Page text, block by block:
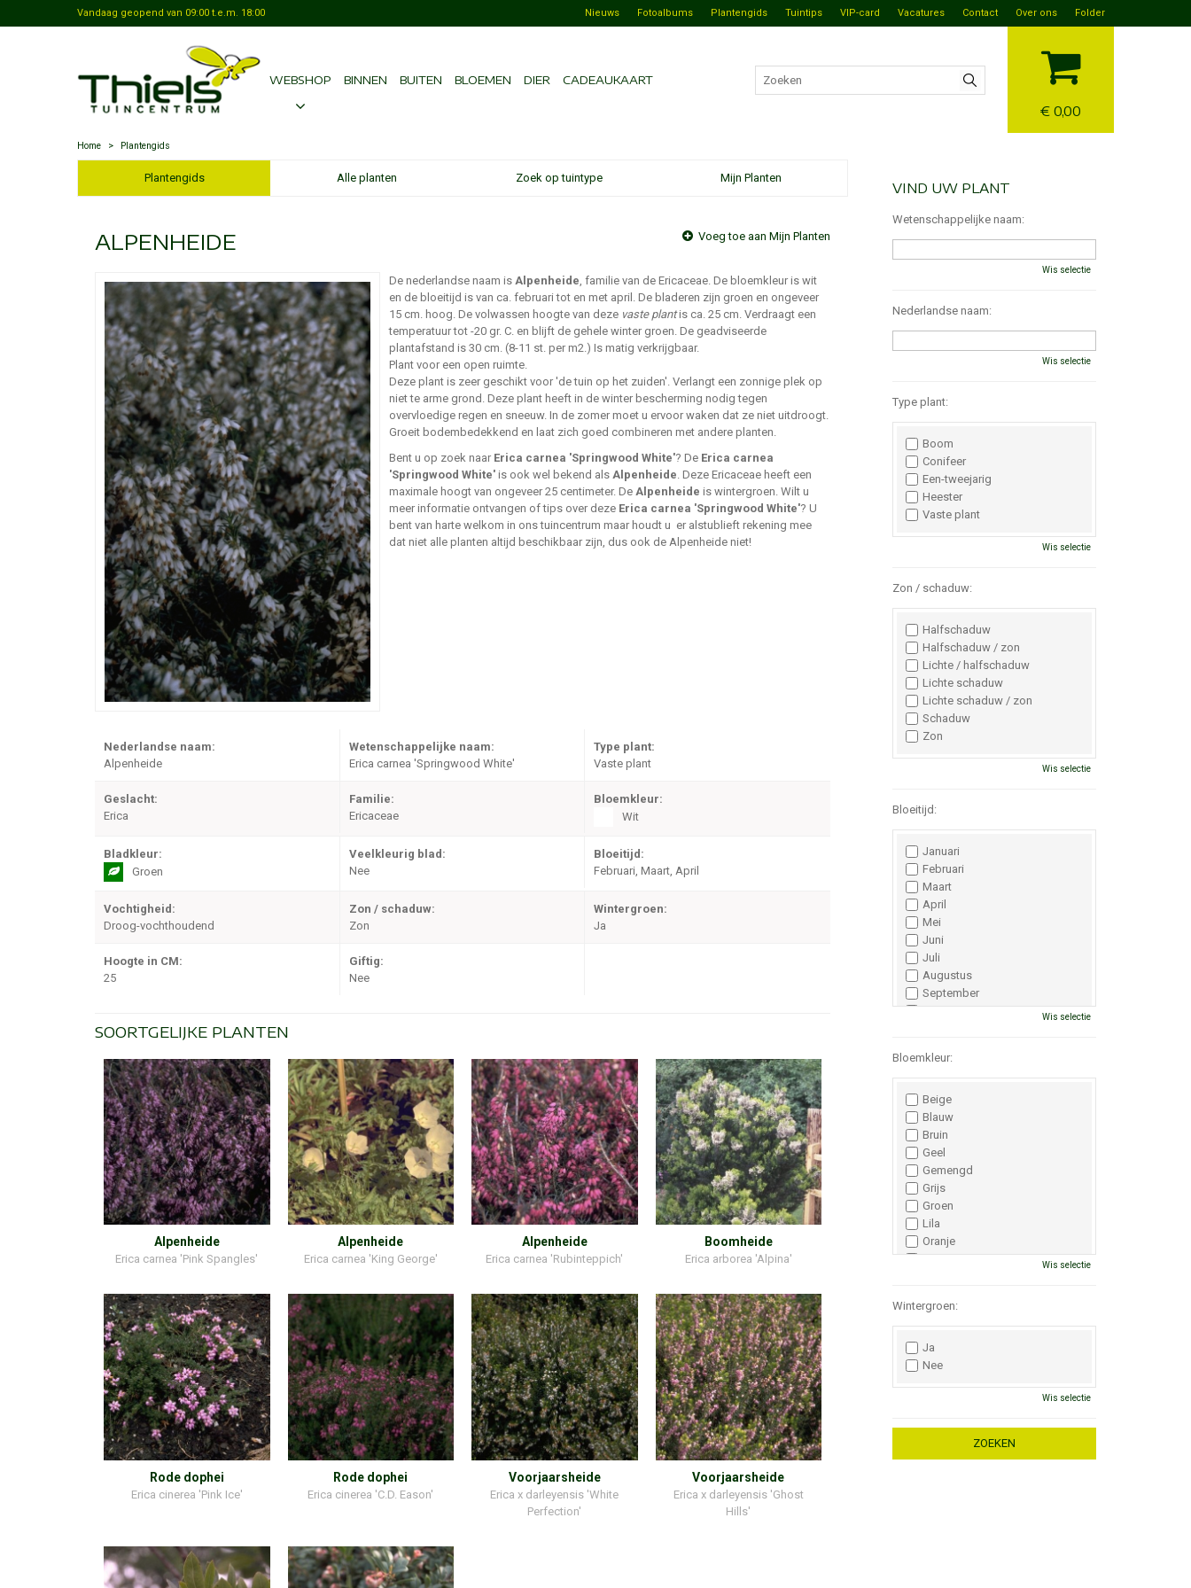
Home > Plantengids
Vandaag geopend van 09:00 t.e.m. 18:00
€ 0,00
Nieuws Fotoalbums Plantengids Tuintips VIP-card Vacatures Contact Over ons Folder
WEBSHOP BINNEN BUITEN BLOEMEN DIER CADEAUKAART
Plantengids Alle planten Zoek op tuintype Mijn Planten
ALPENHEIDE Voeg toe aan Mijn Planten
De nederlandse naam is Alpenheide, familie van de Ericaceae. De bloemkleur is wit
en de bloeitijd is van ca. februari tot en met april. De bladeren zijn groen en ongeveer
15 cm. hoog. De volwassen hoogte van deze vaste plantis ca. 25 cm. Verdraagt een
temperatuur tot -20 gr. C. en blijft de gehele winter groen. De geadviseerde
plantafstand is 30 cm. (8-11 st. per m2.) Is matig verkrijgbaar.
Plant voor een open ruimte.
Deze plant is zeer geschikt voor 'de tuin op het zuiden'. Verlangt een zonnige plek op
niet te arme grond. Deze plant heeft in de winter bescherming nodig tegen
overvloedige regen en sneeuw. In de zomer moet u ervoor waken dat ze niet uitdroogt.
Groeit bodembedekkend en laat zich goed combineren met andere planten.
Bent u op zoek naar Erica carnea 'Springwood White'? De Erica carnea
'Springwood White' is ook wel bekend als Alpenheide. Deze Ericaceae heeft een
maximale hoogt van ongeveer 25 centimeter. De Alpenheide is wintergroen. Wilt u
meer informatie ontvangen of tips over deze Erica carnea 'Springwood White'? U
bent van harte welkom in ons tuincentrum maar houdt u er alstublieft rekening mee
dat niet alle planten altijd beschikbaar zijn, dus ook de Alpenheide niet!
Nederlandse naam:
Alpenheide
Wetenschappelijke naam:
Erica carnea 'Springwood White'
Type plant:
Vaste plant
Geslacht:
Erica
Familie:
Ericaceae
Bloemkleur:
Wit
Bladkleur:
Groen
Veelkleurig blad:
Nee
Bloeitijd:
Februari, Maart, April
Vochtigheid:
Droog-vochthoudend
Zon / schaduw:
Zon
Wintergroen:
Ja
Hoogte in CM:
25
Giftig:
Nee
SOORTGELIJKE PLANTEN
Alpenheide
Erica carnea 'Pink Spangles'
Alpenheide
Erica carnea 'King George'
Alpenheide
Erica carnea 'Rubinteppich'
Boomheide
Erica arborea 'Alpina'
Rode dophei
Erica cinerea 'Pink Ice'
Rode dophei
Erica cinerea 'C.D. Eason'
Voorjaarsheide
Erica x darleyensis 'White
Perfection'
Voorjaarsheide
Erica x darleyensis 'Ghost
Hills'
VIND UW PLANT
Wetenschappelijke naam:
Wis selectie
Nederlandse naam:
Wis selectie
Type plant:
Boom
Conifeer
Een-tweejarig
Heester
Vaste plant
Wis selectie
Zon / schaduw:
Halfschaduw
Halfschaduw / zon
Lichte / halfschaduw
Lichte schaduw
Lichte schaduw / zon
Schaduw
Zon
Wis selectie
Bloeitijd:
Januari
Februari
Maart
April
Mei
Juni
Juli
Augustus
September
Oktober
Wis selectie
Bloemkleur:
Beige
Blauw
Bruin
Geel
Gemengd
Grijs
Groen
Lila
Oranje
Paars
Wit
Zwart
Wis selectie
Wintergroen:
Ja
Nee
Wis selectie